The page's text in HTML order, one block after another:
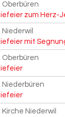
Oberbüren
zum Herz-
Niederwil
mit
Oberbüren
Niederbüren
Kirche Niederwil